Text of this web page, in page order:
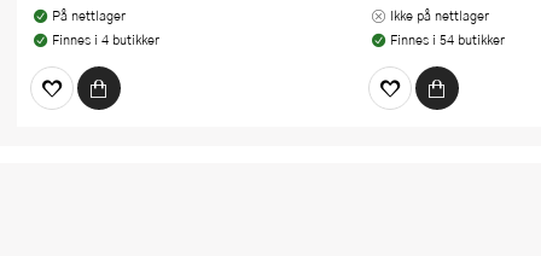
På nettlager
Finnes i 4 butikker
Ikke på nettlager
Finnes i 54 butikker